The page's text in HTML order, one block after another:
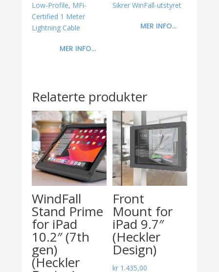
Low-Profile, MFi-
Certified 1 Meter
Lightning Cable
MER INFO...
Sikrer WinFall-utstyret
MER INFO...
Relaterte produkter
WindFall
Stand Prime
for iPad
10.2″ (7th
gen)
(Heckler
Front
Mount for
iPad 9.7″
(Heckler
Design)
kr 1.435,00